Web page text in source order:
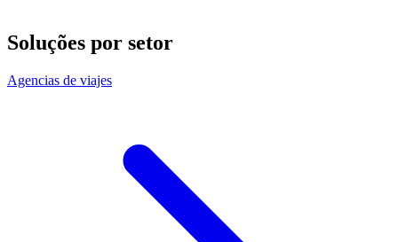
Soluções por setor
Agencias de viajes